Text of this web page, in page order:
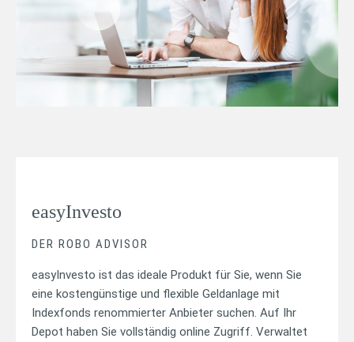
easyInvesto
DER ROBO ADVISOR
easyInvesto ist das ideale Produkt für Sie, wenn Sie
eine kostengünstige und flexible Geldanlage mit
Indexfonds renommierter Anbieter suchen. Auf Ihr
Depot haben Sie vollständig online Zugriff. Verwaltet